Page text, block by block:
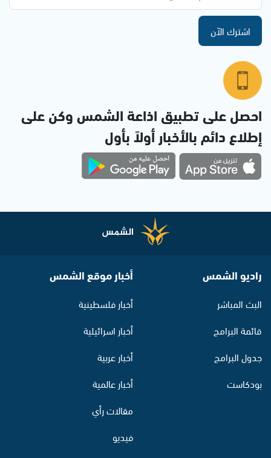
اشترك الآن
احصل على تطبيق اذاعة الشمس وكن على
إطلاع دائم بالأخبار أولاً بأول
راديو الشمس
البث المباشر
قائمة البرامج
جدول البرامج
بودكاست
أخبار موقع الشمس
أخبار فلسطينية
أخبار اسرائيلية
أخبار عربية
أخبار عالمية
مقالات رأي
فيديو